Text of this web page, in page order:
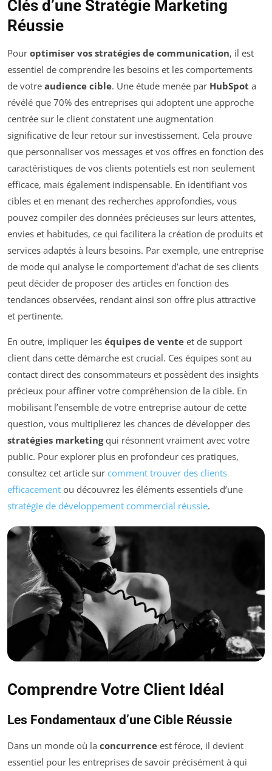
Clés d’une Stratégie Marketing
Réussie
Pour optimiser vos stratégies de communication, il est
essentiel de comprendre les besoins et les comportements
de votre audience cible. Une étude menée par HubSpot a
révélé que 70% des entreprises qui adoptent une approche
centrée sur le client constatent une augmentation
significative de leur retour sur investissement. Cela prouve
que personnaliser vos messages et vos offres en fonction des
caractéristiques de vos clients potentiels est non seulement
efficace, mais également indispensable. En identifiant vos
cibles et en menant des recherches approfondies, vous
pouvez compiler des données précieuses sur leurs attentes,
envies et habitudes, ce qui facilitera la création de produits et
services adaptés à leurs besoins. Par exemple, une entreprise
de mode qui analyse le comportement d’achat de ses clients
peut décider de proposer des articles en fonction des
tendances observées, rendant ainsi son offre plus attractive
et pertinente.
En outre, impliquer les équipes de vente et de support
client dans cette démarche est crucial. Ces équipes sont au
contact direct des consommateurs et possèdent des insights
précieux pour affiner votre compréhension de la cible. En
mobilisant l’ensemble de votre entreprise autour de cette
question, vous multiplierez les chances de développer des
stratégies marketingqui résonnent vraiment avec votre
public. Pour explorer plus en profondeur ces pratiques,
consultez cet article sur comment trouver des clients
efficacement ou découvrez les éléments essentiels d’une
stratégie de développement commercial réussie.
Comprendre Votre Client Idéal
Les Fondamentaux d’une Cible Réussie
Dans un monde où la concurrence est féroce, il devient
essentiel pour les entreprises de savoir précisément à qui